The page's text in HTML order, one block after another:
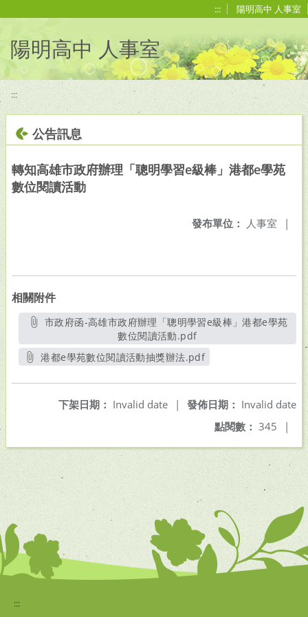
::: 陽明高中 人事室
陽明高中 人事室
:::
公告訊息
轉知高雄市政府辦理「聰明學習e級棒」港都e學苑
數位閱讀活動
發布單位： 人事室 |
相關附件
數位閱讀活動.pdf另開新視窗
港都e學苑數位閱讀活動抽獎辦法.pdf
發佈日期： Invalid date
下架日期： Invalid date
|
點閱數： 345 |
:::